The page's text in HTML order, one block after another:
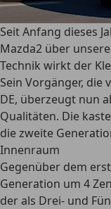
Seit Anfang dieses
Mazda2 über
Technik wirkt der
Sein Vorgänger, die
DE, überzeugt nun
Qualitäten. Die
die zweite
Innenraum
Gegenüber dem
Generation um 4
der als Drei- und